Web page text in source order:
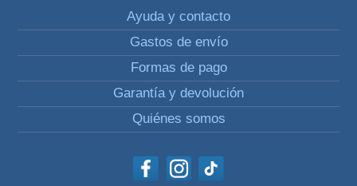
Ayuda y contacto
Gastos de envío
Formas de pago
Garantía y devolución
Quiénes somos